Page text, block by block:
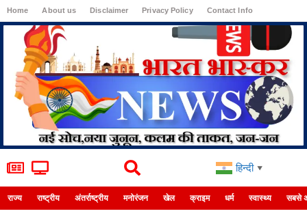
Home About us Disclaimer Privacy Policy Contact Info
हिन्दी ▼
राज्य राष्ट्रीय अंतर्राष्ट्रीय मनोरंजन खेल क्राइम धर्म स्वास्थ्य सबसे